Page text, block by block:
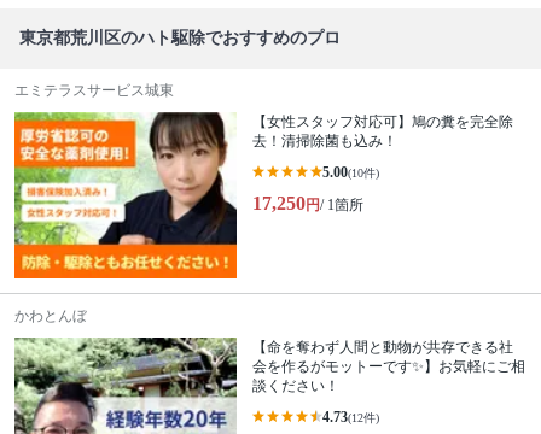
東京都荒川区のハト駆除でおすすめのプロ
エミテラスサービス城東
【女性スタッフ対応可】鳩の糞を完全除
去！清掃除菌も込み！
5.00(10件)
17,250円/ 1箇所
かわとんぼ
【命を奪わず人間と動物が共存できる社
会を作るがモットーです✨】お気軽にご相
談ください！
4.73(12件)